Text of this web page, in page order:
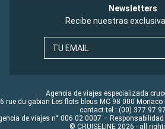
Newsletters
Recibe nuestras
TU EMAIL
Agencia de viajes especializada
rue du gabian Les flots bleus MC 98 000
contact tel : (00) 377 97
de viajes n° 006 02 0007 –
© CRUISELINE 2026 - all